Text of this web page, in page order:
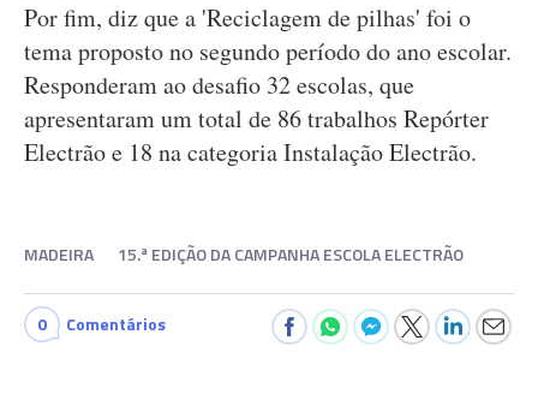
Por fim, diz que a 'Reciclagem de pilhas' foi o
tema proposto no segundo período do ano escolar.
Responderam ao desafio 32 escolas, que
apresentaram um total de 86 trabalhos Repórter
Electrão e 18 na categoria Instalação Electrão.
MADEIRA 15.ª EDIÇÃO DA CAMPANHA ESCOLA ELECTRÃO
0 Comentários